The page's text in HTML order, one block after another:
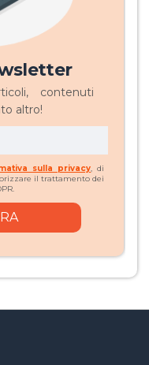
contenuti
altro!
sulla privacy, di
il trattamento dei